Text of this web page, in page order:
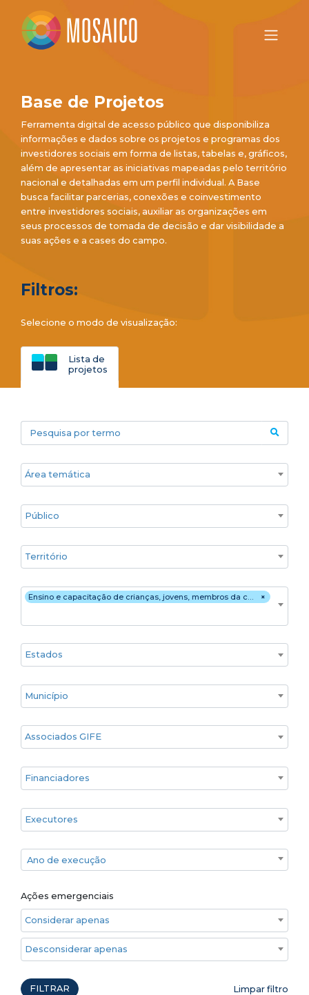
Base de Projetos
Ferramenta digital de acesso público que disponibiliza
informações e dados sobre os projetos e programas dos
investidores sociais em forma de listas, tabelas e, gráficos,
além de apresentar as iniciativas mapeadas pelo território
nacional e detalhadas em um perfil individual. A Base
busca facilitar parcerias, conexões e coinvestimento
entre investidores sociais, auxiliar as organizações em
seus processos de tomada de decisão e dar visibilidade a
suas ações e a cases do campo.
Filtros:
Selecione o modo de visualização:
Lista de
projetos
Pesquisa por termo
Áreas temáticas
Público
Territórios
Estratégia de atuação ×
Ensino e capacitação de crianças, jovens, membros da comunidade (ex.: oferta de educação regular, cursos, oficinas de arte, oficinas de esporte, capacitação para geração de renda, informática para idosos, etc.)
Estado
Cidade
Associados GIFE
Financiadores
Executores
Ano de execução
Ano de execução
Ações emergenciais
Considerar apenas ações emergenciais
Desconsiderar apenas ações emergenciais
FILTRAR Limpar filtro